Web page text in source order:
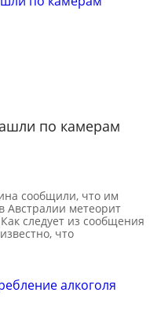
по камерам
сообщили, что им
Австралии метеорит
следует из сообщения
что